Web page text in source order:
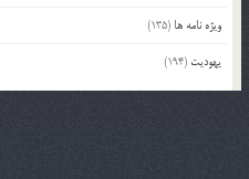
ویژه نامه ها (135)
یهودیت (194)